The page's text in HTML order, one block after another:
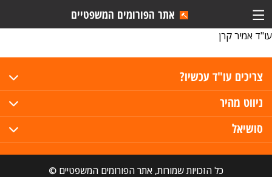
אתר הפורומים המשפטיים
עו"ד אמיר קרן
צריכים עו"ד עכשיו?
ניווט מהיר
סושיאל
כל הזכויות שמורות, אתר הפורומים המשפטיים ©